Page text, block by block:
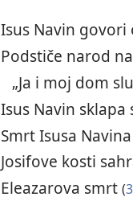
Isus Navin
Podstiče narod
„Ja i moj dom
Isus Navin sklapa
Smrt Isusa Navina
Josifove kosti
Eleazarova smrt (